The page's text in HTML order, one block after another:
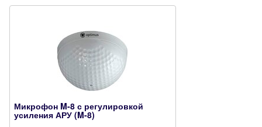
Микрофон M-8 с регулировкой
усиления АРУ (M-8)